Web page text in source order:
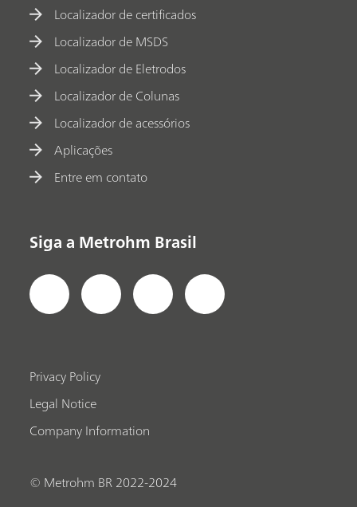
Localizador de certificados
Localizador de MSDS
Localizador de Eletrodos
Localizador de Colunas
Localizador de acessórios
Aplicações
Entre em contato
Siga a Metrohm Brasil
Privacy Policy
Legal Notice
Company Information
© Metrohm BR 2022-2024